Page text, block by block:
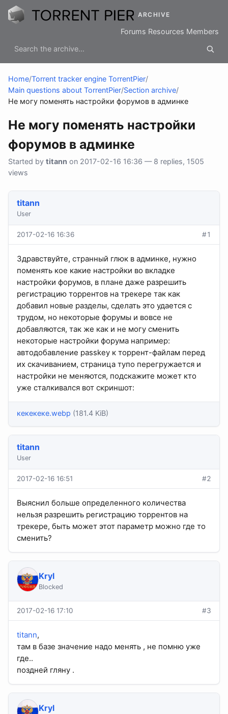
ARCHIVE
Forums Resources Members
Home/Torrent tracker engine TorrentPier/
Main questions about TorrentPier/Section archive/
Не могу поменять настройки форумов в админке
Не могу поменять настройки
форумов в админке
Started by titann on 2017-02-16 16:36 — 8 replies, 1505
views
titann
User
2017-02-16 16:36 #1
Здравствуйте, странный глюк в админке, нужно
поменять кое какие настройки во вкладке
настройки форумов, в плане даже разрешить
регистрацию торрентов на трекере так как
добавил новые разделы, сделать это удается с
трудом, но некоторые форумы и вовсе не
добавляются, так же как и не могу сменить
некоторые настройки форума например:
автодобавление passkey к торрент-файлам перед
их скачиванием, страница тупо перегружается и
настройки не меняются, подскажите может кто
уже сталкивался вот скриншот:
кекекеке.webp (181.4 KiB)
titann
User
2017-02-16 16:51 #2
Выяснил больше определенного количества
нельзя разрешить регистрацию торрентов на
трекере, быть может этот параметр можно где то
сменить?
Kryl
Blocked
2017-02-16 17:10 #3
titann,
там в базе значение надо менять , не помню уже
где..
поздней гляну .
Kryl